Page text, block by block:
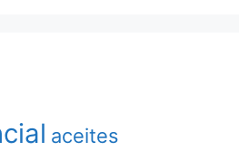
aceites